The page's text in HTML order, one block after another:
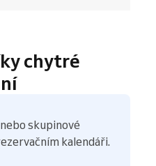
chytré
skupinové
kalendáři.